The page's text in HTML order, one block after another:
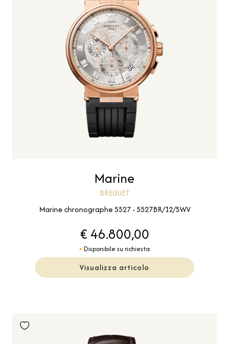
Marine
BREGUET
Marine chronographe 5527 - 5527BR/12/5WV
€ 46.800,00
Disponibile su richiesta
Visualizza articolo